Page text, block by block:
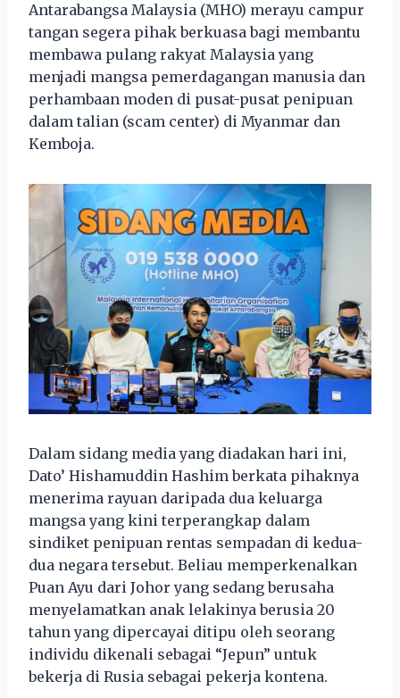
Antarabangsa Malaysia (MHO) merayu campur
tangan segera pihak berkuasa bagi membantu
membawa pulang rakyat Malaysia yang
menjadi mangsa pemerdagangan manusia dan
perhambaan moden di pusat-pusat penipuan
dalam talian (scam center) di Myanmar dan
Kemboja.
Dalam sidang media yang diadakan hari ini,
Dato’ Hishamuddin Hashim berkata pihaknya
menerima rayuan daripada dua keluarga
mangsa yang kini terperangkap dalam
sindiket penipuan rentas sempadan di kedua-
dua negara tersebut. Beliau memperkenalkan
Puan Ayu dari Johor yang sedang berusaha
menyelamatkan anak lelakinya berusia 20
tahun yang dipercayai ditipu oleh seorang
individu dikenali sebagai “Jepun” untuk
bekerja di Rusia sebagai pekerja kontena.